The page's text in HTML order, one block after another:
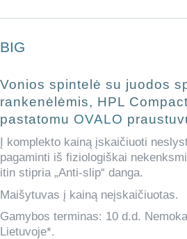
BIG
Vonios spintelė su juodos
rankenėlėmis, HPL
pastatomu OVALO
Į komplekto kainą įskaičiuoti
pagaminti iš fiziologiškai
itin stipria „Anti-slip“ danga.
Maišytuvas į kainą neįskaičiuotas.
Gamybos terminas: 10 d.d.
Lietuvoje*.